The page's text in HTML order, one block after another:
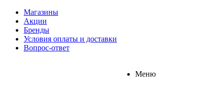
Магазины
Акции
Бренды
Условия оплаты и доставки
Вопрос-ответ
Меню